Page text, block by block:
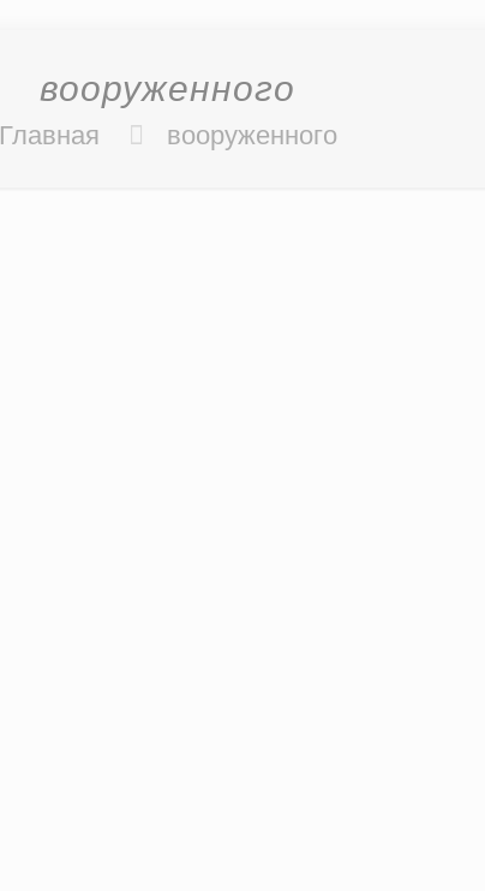
вооруженного
Главная вооруженного